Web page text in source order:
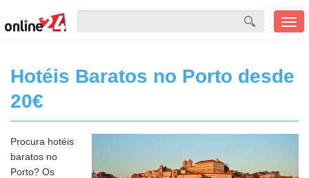
Hotéis Baratos no Porto desde
20€
Procura hotéis
baratos no
Porto? Os